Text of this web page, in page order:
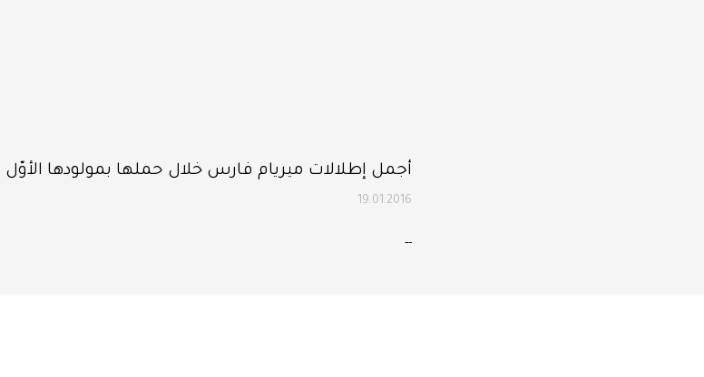
أجمل إطلالات ميريام فارس خلال حملها بمولودها الأوّل
19.01.2016
--